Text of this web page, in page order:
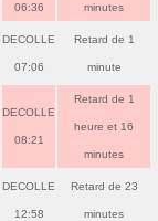
06:36 minutes
DECOLLE
07:06
Retard de 1
minute
DECOLLE
08:21
Retard de 1
heure et 16
minutes
DECOLLE
12:58
Retard de 23
minutes